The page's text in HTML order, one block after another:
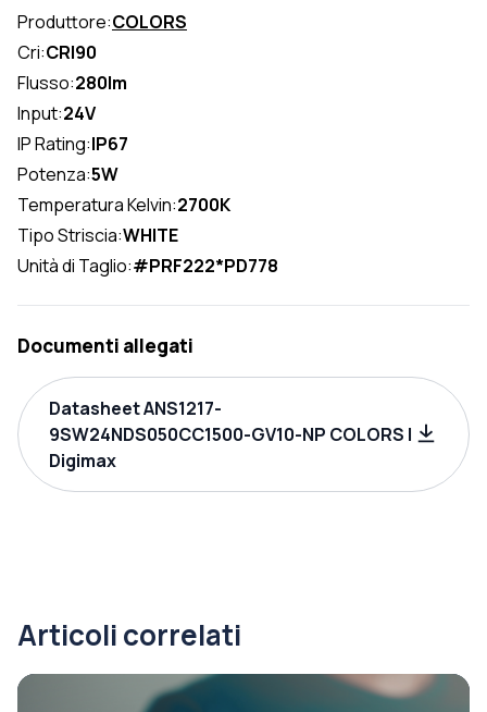
Produttore:COLORS
Cri:CRI90
Flusso:280lm
Input:24V
IP Rating:IP67
Potenza:5W
Temperatura Kelvin:2700K
Tipo Striscia:WHITE
Unità di Taglio:#PRF222*PD778
Documenti allegati
Datasheet ANS1217-
9SW24NDS050CC1500-GV10-NP COLORS |
Digimax
Articoli correlati